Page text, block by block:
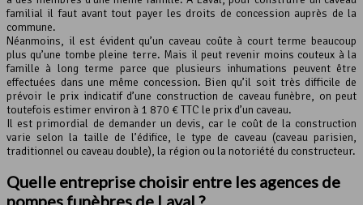
familial il faut avant tout payer les droits de concession auprès de la
commune.
Néanmoins, il est évident qu’un caveau coûte à court terme beaucoup
plus qu’une tombe pleine terre. Mais il peut revenir moins couteux à la
famille à long terme parce que plusieurs inhumations peuvent être
effectuées dans une même concession. Bien qu’il soit très difficile de
prévoir le prix indicatif d’une construction de caveau funèbre, on peut
toutefois estimer environ à 1 870 € TTC le prix d’un caveau.
Il est primordial de demander un devis, car le coût de la construction
varie selon la taille de l’édifice, le type de caveau (caveau parisien,
traditionnel ou caveau double), la région ou la notoriété du constructeur.
Quelle entreprise choisir entre les agences de
pompes funèbres de Laval ?